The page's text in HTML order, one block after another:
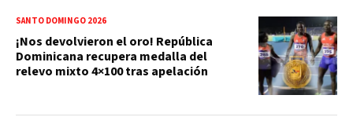
SANTO DOMINGO 2026
¡Nos devolvieron el oro! República
Dominicana recupera medalla del
relevo mixto 4×100 tras apelación